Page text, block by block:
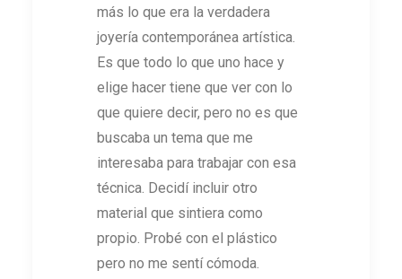
más lo que era la verdadera
joyería contemporánea artística.
Es que todo lo que uno hace y
elige hacer tiene que ver con lo
que quiere decir, pero no es que
buscaba un tema que me
interesaba para trabajar con esa
técnica. Decidí incluir otro
material que sintiera como
propio. Probé con el plástico
pero no me sentí cómoda.